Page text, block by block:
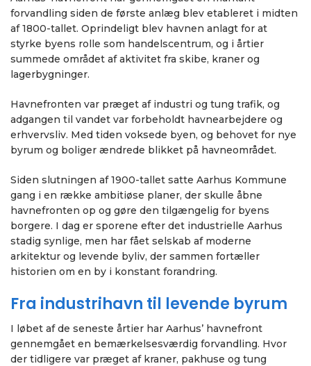
forvandling siden de første anlæg blev etableret i midten
af 1800-tallet. Oprindeligt blev havnen anlagt for at
styrke byens rolle som handelscentrum, og i årtier
summede området af aktivitet fra skibe, kraner og
lagerbygninger.
Havnefronten var præget af industri og tung trafik, og
adgangen til vandet var forbeholdt havnearbejdere og
erhvervsliv. Med tiden voksede byen, og behovet for nye
byrum og boliger ændrede blikket på havneområdet.
Siden slutningen af 1900-tallet satte Aarhus Kommune
gang i en række ambitiøse planer, der skulle åbne
havnefronten op og gøre den tilgængelig for byens
borgere. I dag er sporene efter det industrielle Aarhus
stadig synlige, men har fået selskab af moderne
arkitektur og levende byliv, der sammen fortæller
historien om en by i konstant forandring.
Fra industrihavn til levende byrum
I løbet af de seneste årtier har Aarhus’ havnefront
gennemgået en bemærkelsesværdig forvandling. Hvor
der tidligere var præget af kraner, pakhuse og tung